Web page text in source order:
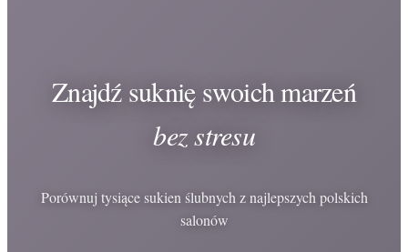
Znajdź suknię swoich marzeń
bez stresu
Porównuj tysiące sukien ślubnych z najlepszych polskich
salonów